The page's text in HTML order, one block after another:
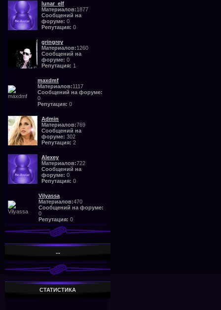
lunar_elf
Материалов:1877
Сообщений на
форуме: 0
Репутация: 0
gringrey
Материалов:1260
Сообщений на
форуме: 0
Репутация: 1
maxdmf
Материалов:1117
Сообщений на форуме:
0
Репутация: 0
Admin
Материалов:769
Сообщений на
форуме: 302
Репутация: 2
Alexey
Материалов:722
Сообщений на
форуме: 0
Репутация: 0
Vilyassa
Материалов:470
Сообщений на форуме:
0
Репутация: 0
...
СТАТИСТИКА